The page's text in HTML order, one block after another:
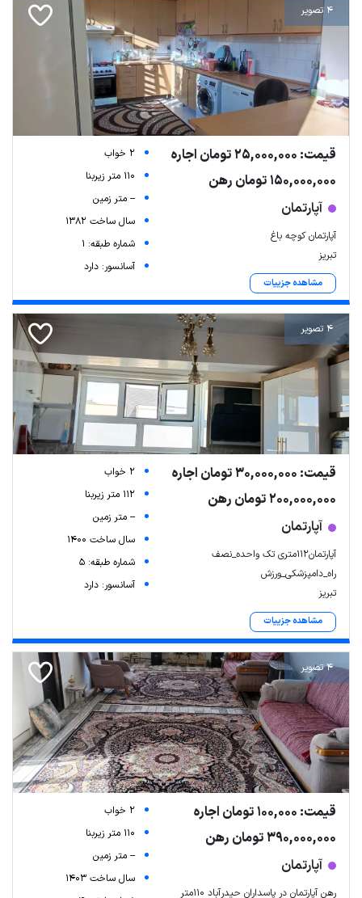
4 تصویر
قیمت: 25,000,000 تومان اجاره
150,000,000 تومان رهن
آپارتمان
آپارتمان کوچه باغ
تبریز
مشاهده جزییات
2 خواب
110 متر زیربنا
-- متر زمین
سال ساخت 1382
شماره طبقه: 1
آسانسور: دارد
4 تصویر
قیمت: 30,000,000 تومان اجاره
200,000,000 تومان رهن
آپارتمان
آپارتمان۱۱۲متری تک واحده_نصف
راه_دامپزشکی_ورزش
تبریز
مشاهده جزییات
2 خواب
112 متر زیربنا
-- متر زمین
سال ساخت 1400
شماره طبقه: 5
آسانسور: دارد
4 تصویر
قیمت: 100,000 تومان اجاره
390,000,000 تومان رهن
آپارتمان
رهن آپارتمان در پاسداران حیدرآباد 110متر
2 خواب
110 متر زیربنا
-- متر زمین
سال ساخت 1403